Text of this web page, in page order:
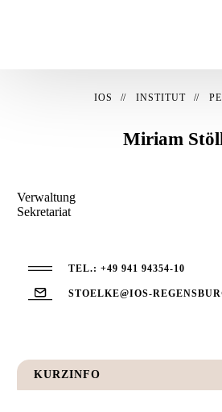
IOS INSTITUT
Miriam
Verwaltung
Sekretariat
TEL.: +49 941 94354-10
STOELKE@IOS-
KURZINFO